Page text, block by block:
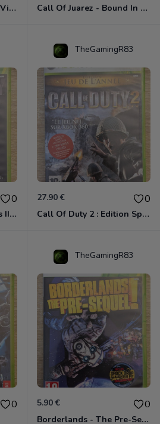
Cars 3 - Course Vers La Victoire Xbox 360 Call Of Juarez - Bound In Blood Xbox 360
0
Call Of Duty - Black Ops II Xbox 360
TheGamingR83
27.90 € 0
Call Of Duty 2 : Edition Spéciale Xbox 360 GOTY
0
TheGamingR83
5.90 € 0
Borderlands - The Pre-Sequel ! Xbox 360